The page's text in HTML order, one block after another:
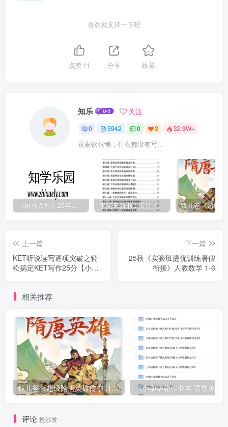
喜欢就支持一下吧
点赞11 分享 收藏
知乐 关注
0 5942 0 3 32.9W+
这家伙很懒，什么都没有写...
《斑马百科》25年最新30科全套高清视频 李笑来新书：专注的真相 [PDF]
上一篇
KET听说读写逐项突破之轻
松搞定KET写作25分【小学~
下一篇
25秋《实验班提优训练暑假
衔接》人教数学 1-6
相关推荐
钱儿爸《超级隋唐英雄传 (1-10季) +超级隋唐英雄后传 (1-4季）
评论 抢沙发